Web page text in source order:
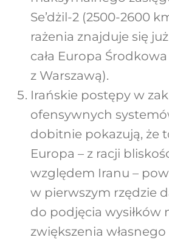
Se’dżil-2 (2500-2600
rażenia znajduje się
cała Europa Środkowa
z Warszawą).
Irańskie postępy w
ofensywnych
dobitnie pokazują, że
Europa – z racji
względem Iranu –
w pierwszym rzędzie
do podjęcia wysiłków
zwiększenia własnego